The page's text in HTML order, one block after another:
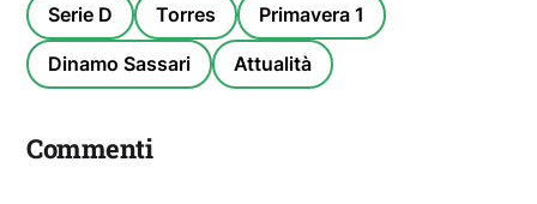
Serie D Torres Primavera 1
Dinamo Sassari Attualità
Commenti